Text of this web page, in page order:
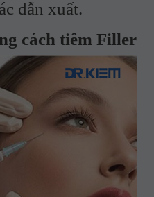
dẫn xuất.
cách tiêm Filler